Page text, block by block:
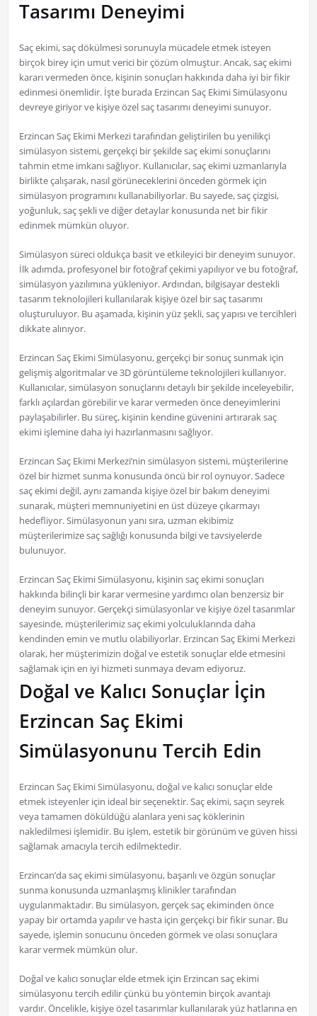
Tasarımı Deneyimi
Saç ekimi, saç dökülmesi sorunuyla mücadele etmek isteyen
birçok birey için umut verici bir çözüm olmuştur. Ancak, saç ekimi
kararı vermeden önce, kişinin sonuçları hakkında daha iyi bir fikir
edinmesi önemlidir. İşte burada Erzincan Saç Ekimi Simülasyonu
devreye giriyor ve kişiye özel saç tasarımı deneyimi sunuyor.
Erzincan Saç Ekimi Merkezi tarafından geliştirilen bu yenilikçi
simülasyon sistemi, gerçekçi bir şekilde saç ekimi sonuçlarını
tahmin etme imkanı sağlıyor. Kullanıcılar, saç ekimi uzmanlarıyla
birlikte çalışarak, nasıl görüneceklerini önceden görmek için
simülasyon programını kullanabiliyorlar. Bu sayede, saç çizgisi,
yoğunluk, saç şekli ve diğer detaylar konusunda net bir fikir
edinmek mümkün oluyor.
Simülasyon süreci oldukça basit ve etkileyici bir deneyim sunuyor.
İlk adımda, profesyonel bir fotoğraf çekimi yapılıyor ve bu fotoğraf,
simülasyon yazılımına yükleniyor. Ardından, bilgisayar destekli
tasarım teknolojileri kullanılarak kişiye özel bir saç tasarımı
oluşturuluyor. Bu aşamada, kişinin yüz şekli, saç yapısı ve tercihleri
dikkate alınıyor.
Erzincan Saç Ekimi Simülasyonu, gerçekçi bir sonuç sunmak için
gelişmiş algoritmalar ve 3D görüntüleme teknolojileri kullanıyor.
Kullanıcılar, simülasyon sonuçlarını detaylı bir şekilde inceleyebilir,
farklı açılardan görebilir ve karar vermeden önce deneyimlerini
paylaşabilirler. Bu süreç, kişinin kendine güvenini artırarak saç
ekimi işlemine daha iyi hazırlanmasını sağlıyor.
Erzincan Saç Ekimi Merkezi’nin simülasyon sistemi, müşterilerine
özel bir hizmet sunma konusunda öncü bir rol oynuyor. Sadece
saç ekimi değil, aynı zamanda kişiye özel bir bakım deneyimi
sunarak, müşteri memnuniyetini en üst düzeye çıkarmayı
hedefliyor. Simülasyonun yanı sıra, uzman ekibimiz
müşterilerimize saç sağlığı konusunda bilgi ve tavsiyelerde
bulunuyor.
Erzincan Saç Ekimi Simülasyonu, kişinin saç ekimi sonuçları
hakkında bilinçli bir karar vermesine yardımcı olan benzersiz bir
deneyim sunuyor. Gerçekçi simülasyonlar ve kişiye özel tasarımlar
sayesinde, müşterilerimiz saç ekimi yolculuklarında daha
kendinden emin ve mutlu olabiliyorlar. Erzincan Saç Ekimi Merkezi
olarak, her müşterimizin doğal ve estetik sonuçlar elde etmesini
sağlamak için en iyi hizmeti sunmaya devam ediyoruz.
Doğal ve Kalıcı Sonuçlar İçin
Erzincan Saç Ekimi
Simülasyonunu Tercih Edin
Erzincan Saç Ekimi Simülasyonu, doğal ve kalıcı sonuçlar elde
etmek isteyenler için ideal bir seçenektir. Saç ekimi, saçın seyrek
veya tamamen döküldüğü alanlara yeni saç köklerinin
nakledilmesi işlemidir. Bu işlem, estetik bir görünüm ve güven hissi
sağlamak amacıyla tercih edilmektedir.
Erzincan’da saç ekimi simülasyonu, başarılı ve özgün sonuçlar
sunma konusunda uzmanlaşmış klinikler tarafından
uygulanmaktadır. Bu simülasyon, gerçek saç ekiminden önce
yapay bir ortamda yapılır ve hasta için gerçekçi bir fikir sunar. Bu
sayede, işlemin sonucunu önceden görmek ve olası sonuçlara
karar vermek mümkün olur.
Doğal ve kalıcı sonuçlar elde etmek için Erzincan saç ekimi
simülasyonu tercih edilir çünkü bu yöntemin birçok avantajı
vardır. Öncelikle, kişiye özel tasarımlar kullanılarak yüz hatlarına en